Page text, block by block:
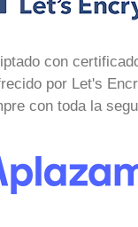
con
por Let's
con toda la